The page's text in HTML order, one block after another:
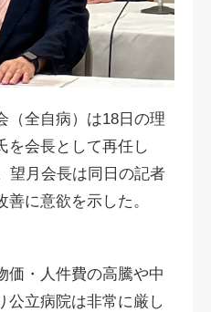
全自病）は18日の理
を会長として再任し
望月会長は同日の記者
に意欲を示した。
・人件費の高騰や中
公立病院は非常に厳し